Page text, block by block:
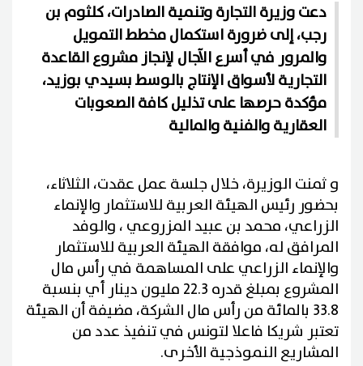
دعت وزيرة التجارة وتنمية الصادرات، كلثوم بن
رجب، إلى ضرورة استكمال مخطط التمويل
والمرور في أسرع الآجال لإنجاز مشروع القاعدة
التجارية لأسواق الإنتاج بالوسط بسيدي بوزيد،
مؤكدة حرصها على تذليل كافة الصعوبات
العقارية والفنية والمالية
و ثمنت الوزيرة، خلال جلسة عمل عقدت، الثلاثاء،
بحضور رئيس الهيئة العربية للاستثمار والإنماء
الزراعي، محمد بن عبيد المزروعي ، والوفد
المرافق له، موافقة الهيئة العربية للاستثمار
والإنماء الزراعي على المساهمة في رأس مال
المشروع بمبلغ قدره 22.3 مليون دينار أي بنسبة
33.8 بالمائة من رأس مال الشركة، مضيفة أن الهيئة
تعتبر شريكا فاعلا لتونس في تنفيذ عدد من
المشاريع النموذجية الأخرى.